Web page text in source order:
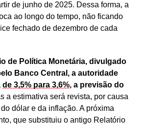
de junho de 2025. Dessa forma, a
ao longo do tempo, não ficando
fechado de dezembro de cada
de Política Monetária, divulgado
Banco Central, a autoridade
de 3,5% para 3,6%, a previsão do
a estimativa será revista, por causa
dólar e da inflação. A próxima
que substituiu o antigo Relatório